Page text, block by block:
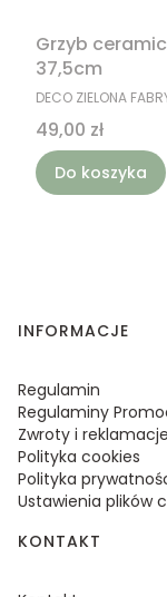
Grzyb
37,5cm
PRODUCENT
DECO ZIELONA
Cena
49,00 zł
Do koszyka
Linki w
INFORMACJE
Regulamin
Regulaminy
Zwroty i reklamacje
Polityka cookies
Polityka
Ustawienia plików
KONTAKT